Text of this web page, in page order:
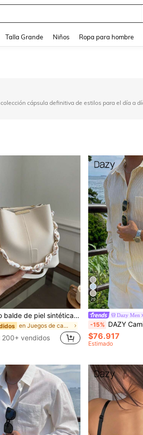
Talla Grande Niños Ropa para hombre
cápsula definitiva de estilos para el día a
DAZY Bolso balde de piel sintética con acento de cadena, bandolera para mujeres
en Juegos de cadenas Crossbody de mujer
200+ vendidos
20
Dazy Men
-15% DAZY Camisa de manga
$76.917
Estimado